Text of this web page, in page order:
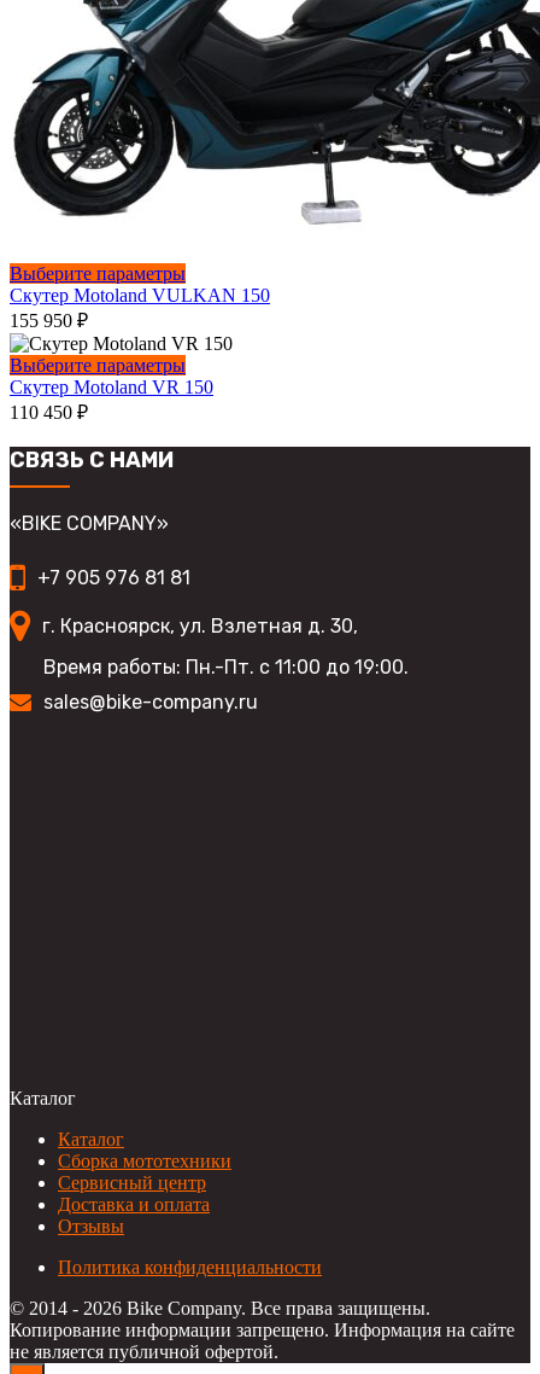
Выберите параметрыЭтот
товар
несколько
вариаций.
Опции
можно
на
Скутер Motoland VULKAN 150
155 950 ₽
Выберите параметрыЭтот
товар
вариаций.
товара.
Скутер Motoland VR 150
110 450 ₽
СВЯЗЬ С НАМИ
«BIKE COMPANY»
+7 905 976 81 81
г. Красноярск, ул. Взлетная д. 30,
Время работы: Пн.-Пт. с 11:00 до 19:00.
sales@bike-company.ru
Каталог
Каталог
Сборка мототехники
Сервисный центр
Доставка и оплата
Отзывы
Политика конфиденциальности
© 2014 - 2026 Bike Company. Все права защищены.
Копирование информации запрещено. Информация на сайте
не является публичной офертой.